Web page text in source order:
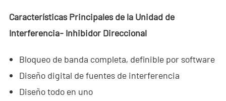
Características Principales de la Unidad de
Interferencia- Inhibidor Direccional
Bloqueo de banda completa, definible por software
Diseño digital de fuentes de interferencia
Diseño todo en uno